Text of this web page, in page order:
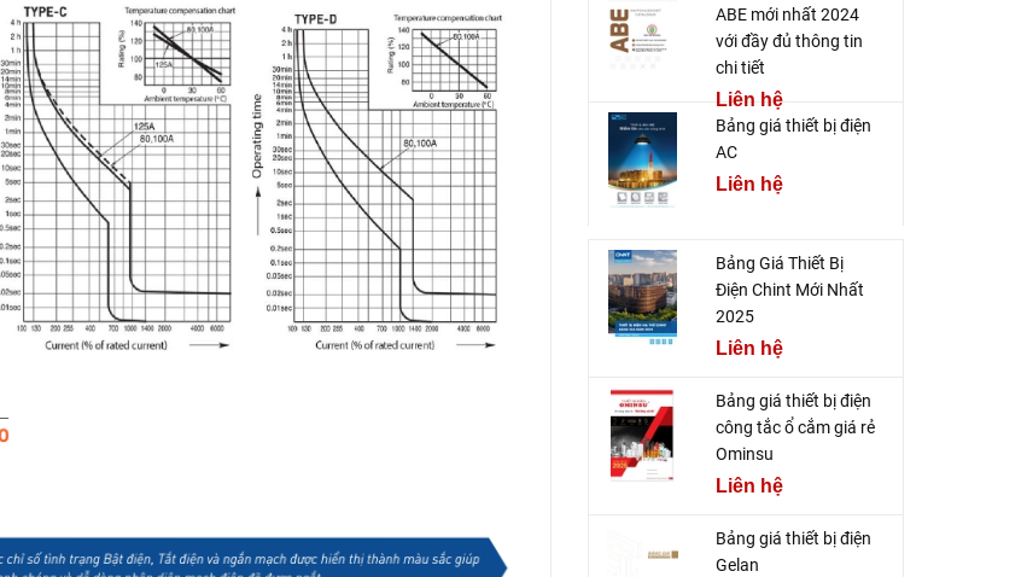
ABE mới nhất 2024
với đầy đủ thông tin
chi tiết
Liên hệ
Bảng giá thiết bị điện
AC
Liên hệ
Bảng Giá Thiết Bị
Điện Chint Mới Nhất
2025
Liên hệ
Bảng giá thiết bị điện
công tắc ổ cắm giá rẻ
Ominsu
Liên hệ
Bảng giá thiết bị điện
Gelan